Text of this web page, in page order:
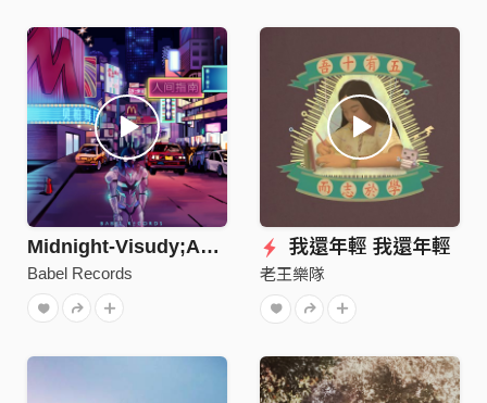
Midnight-Visudy;Akin阿克江
Babel Records
我還年輕 我還年輕
老王樂隊